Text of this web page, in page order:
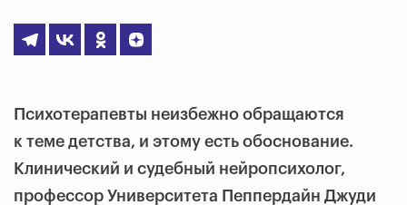
Психотерапевты неизбежно обращаются
к теме детства, и этому есть обоснование.
Клинический и судебный нейропсихолог,
профессор Университета Пеппердайн Джуди